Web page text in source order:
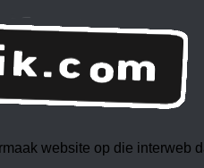
website op die interweb